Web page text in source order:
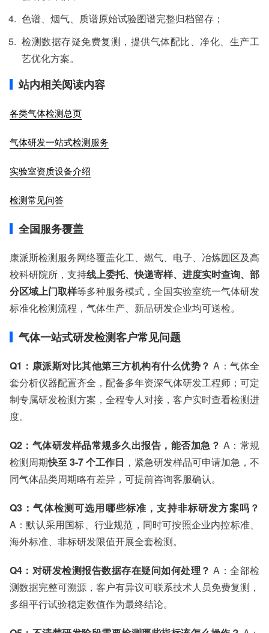
色谱、烟气、质谱原始试验图谱完整归档留存；
检测数据存疑免费复测，提供气体配比、净化、生产工
艺优化方案。
站内相关阅读内容
各类气体检测总页
气体研发一站式检测服务
实验室资质设备介绍
检测常见问答
全国服务覆盖
康派斯检测服务网络覆盖化工、燃气、电子、冶炼园区及高
校科研院所，支持线上委托、快递寄样、进度实时查询、部
分区域上门取样等多种服务模式，全国实验室统一气体研发
标准化检测流程，气体生产、新品研发企业均可送检。
气体一站式研发检测客户常见问题
Q1：康派斯对比其他第三方机构有什么优势？ A：气体全
套分析仪器配置齐全，配备多年资深气体研发工程师；可定
制专属研发检测方案，全程专人对接，客户实时查看检测进
度。
Q2：气体研发样品常规多久出报告，能否加急？ A：常规
检测周期快至 3-7 个工作日 ，紧急研发样品可申请加急，不
同气体品类周期略有差异，可提前咨询客服确认。
Q3：气体检测可选用哪些标准，支持非标研发方案吗？
A：默认采用国标、行业规范，同时可按照企业内控标准、
海外标准、非标研发限值开展全套检测。
Q4：对研发检测报告数据存在疑问如何处理？ A：全部检
测数据完整可溯源，客户有异议可联系技术人员免费复测，
多组平行试验稳定数值作为最终结论。